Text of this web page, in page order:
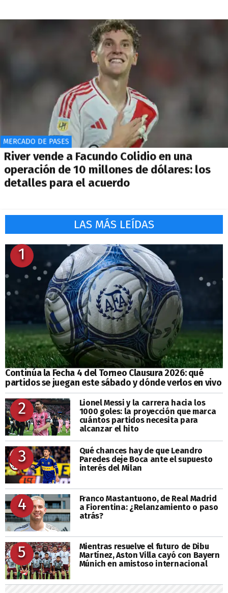
MERCADO DE PASES
River vende a Facundo Colidio en una
operación de 10 millones de dólares: los
detalles para el acuerdo
LAS MÁS LEÍDAS
1
Continúa la Fecha 4 del Torneo Clausura 2026: qué
partidos se juegan este sábado y dónde verlos en vivo
2
Lionel Messi y la carrera hacia los
1000 goles: la proyección que marca
cuántos partidos necesita para
alcanzar el hito
3
Qué chances hay de que Leandro
Paredes deje Boca ante el supuesto
interés del Milan
4
Franco Mastantuono, de Real Madrid
a Fiorentina: ¿Relanzamiento o paso
atrás?
5
Mientras resuelve el futuro de Dibu
Martínez, Aston Villa cayó con Bayern
Múnich en amistoso internacional